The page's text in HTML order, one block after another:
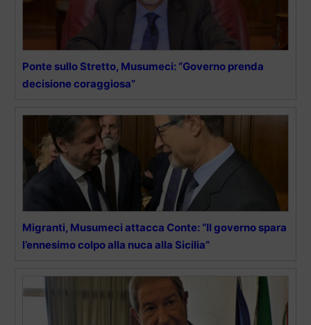
Ponte sullo Stretto, Musumeci: “Governo prenda
decisione coraggiosa”
Migranti, Musumeci attacca Conte: “Il governo spara
l’ennesimo colpo alla nuca alla Sicilia”